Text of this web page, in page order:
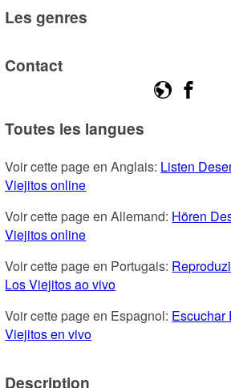
Les genres
Contact
Toutes les langues
Voir cette page en Anglais: Listen
Viejitos online
Voir cette page en Allemand: Hören
Viejitos online
Voir cette page en Portugais:
Los Viejitos ao vivo
Voir cette page en Espagnol: Escuchar
Viejitos en vivo
Description